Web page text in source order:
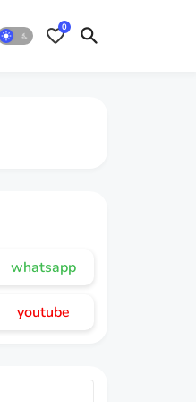
0
whatsapp
youtube